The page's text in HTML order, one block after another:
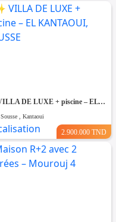
​✨ VILLA DE LUXE + piscine – EL KANTAOUI, SOUSSE
Sousse , Kantaoui
2.900.000 TND